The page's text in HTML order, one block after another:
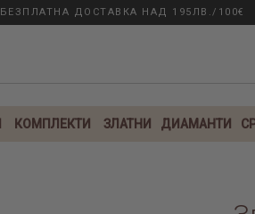
БЕЗПЛАТНА ДОСТАВКА НАД 195ЛВ./100€
КОМПЛЕКТИ ЗЛАТНИ ДИАМАНТИ